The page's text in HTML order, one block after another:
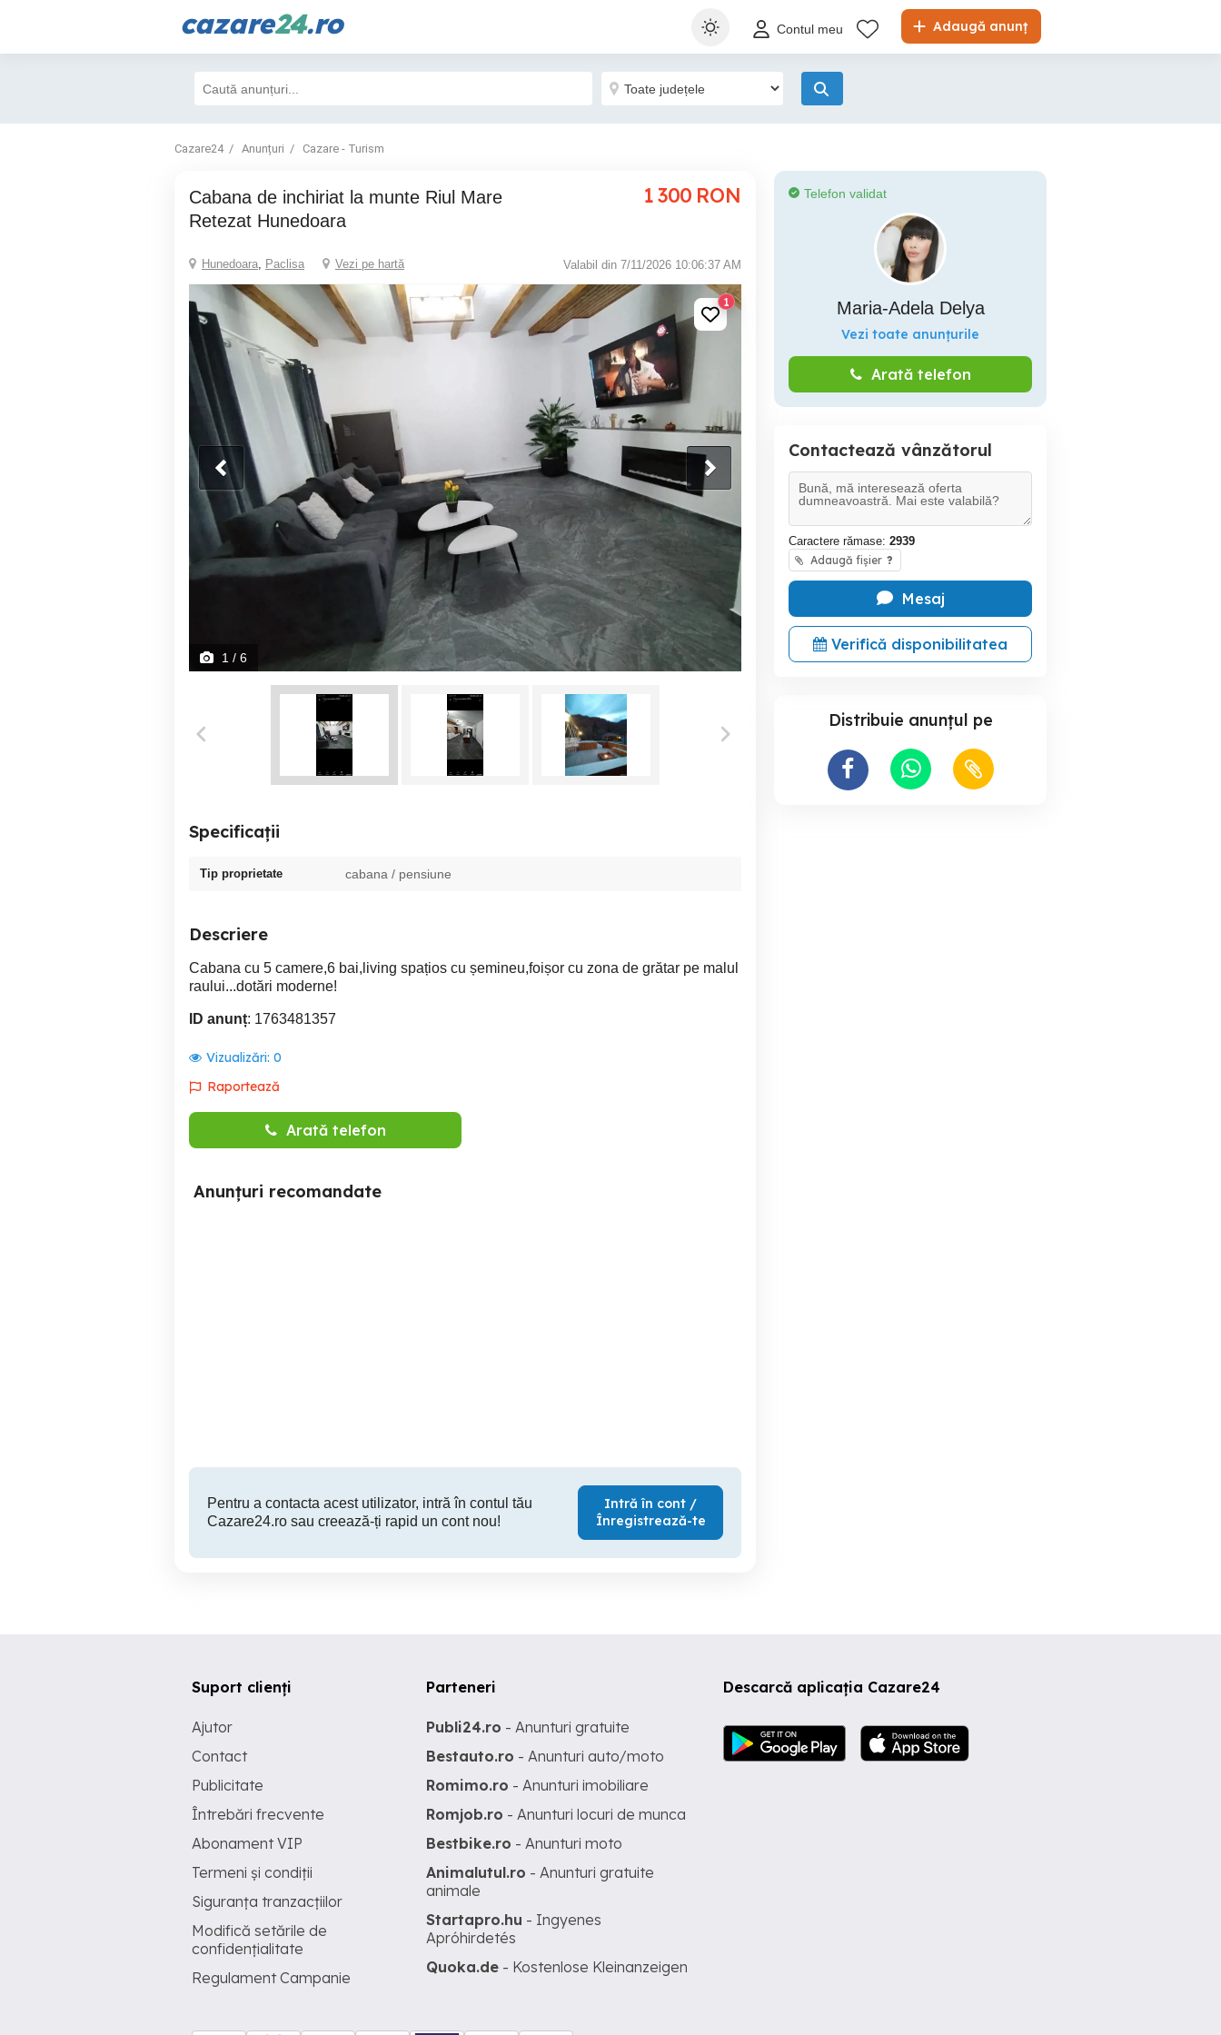
cazare24.ro Adaugă anunț
Contul meu
Cazare24 Anunțuri Cazare - Turism
cabana de inchiriat la munte Riul Mare
Retezat Hunedoara
1 300 RON
Hunedoara, Paclisa Vezi pe hartă Valabil din 7/11/2026 10:06:37 AM
1
1 / 6
Specificații
Tip proprietate cabana / pensiune
Descriere
Cabana cu 5 camere,6 bai,living spațios cu șemineu,foișor cu zona de grătar pe malul
raului...dotări moderne!
ID anunț: 1763481357
Vizualizări: 0
Raportează
Arată telefon
Anunțuri recomandate
Pentru a contacta acest utilizator, intră în contul tău
Cazare24.ro sau creează-ți rapid un cont nou!
Intră în cont /
Înregistrează-te
Telefon validat
Maria-Adela Delya
Vezi toate anunțurile
Arată telefon
Contactează vânzătorul
Caractere rămase: 2939
Adaugă fișier ?
Mesaj
Verifică disponibilitatea
Distribuie anunțul pe
Descarcă aplicația Cazare24
Suport clienți
Ajutor
Contact
Publicitate
Întrebări frecvente
Abonament VIP
Termeni și condiții
Siguranța tranzacțiilor
Modifică setările de
confidențialitate
Regulament Campanie
Parteneri
Publi24.ro - Anunturi gratuite
Bestauto.ro - Anunturi auto/moto
Romimo.ro - Anunturi imobiliare
Romjob.ro - Anunturi locuri de munca
Bestbike.ro - Anunturi moto
Animalutul.ro - Anunturi gratuite
animale
Startapro.hu - Ingyenes
Apróhirdetés
Quoka.de - Kostenlose Kleinanzeigen